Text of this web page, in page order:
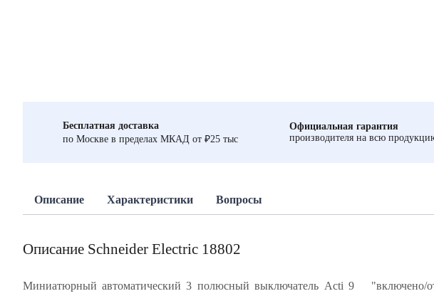
Бесплатная доставка
по Москве в пределах МКАД от ₽25 тыс
Официальная гарантия
производителя на всю
Описание Характеристики Вопросы
Описание Schneider Electric 18802
Миниатюрный автоматический 3 полюсный выключатель Acti 9